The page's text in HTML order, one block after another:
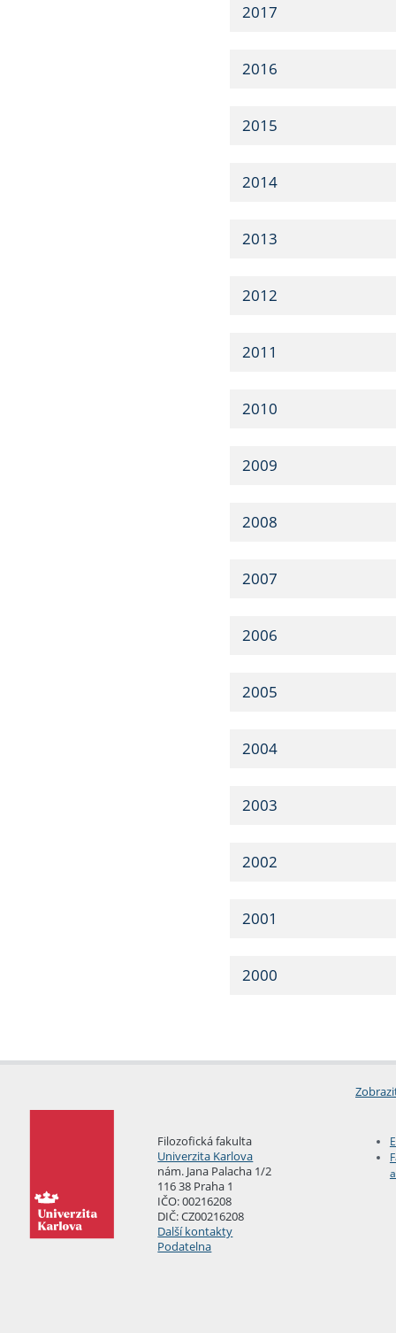
2017
2016
2015
2014
2013
2012
2011
2010
2009
2008
2007
2006
2005
2004
2003
2002
2001
2000
Filozofická fakulta
Univerzita Karlova
nám. Jana Palacha 1/2
116 38 Praha 1
IČO: 00216208
DIČ: CZ00216208
Další kontakty
Podatelna